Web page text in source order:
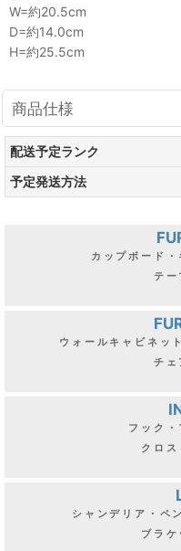
W=約20.5cm
D=約14.0cm
H=約25.5cm
商品仕様
配送予定ランク
予定発送方法
カップボード
テー
ウォールキャビネッ
チェ
フック
クロ
シャンデリア・ペ
ブラケ